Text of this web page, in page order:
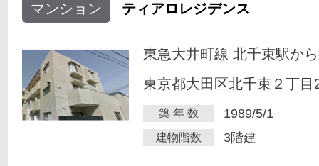
マンション ティアロレジデンス
東急大井町線 北千束駅か
東京都大田区北千束２丁目
築 年 数 1989/5/1
建物階数 3階建